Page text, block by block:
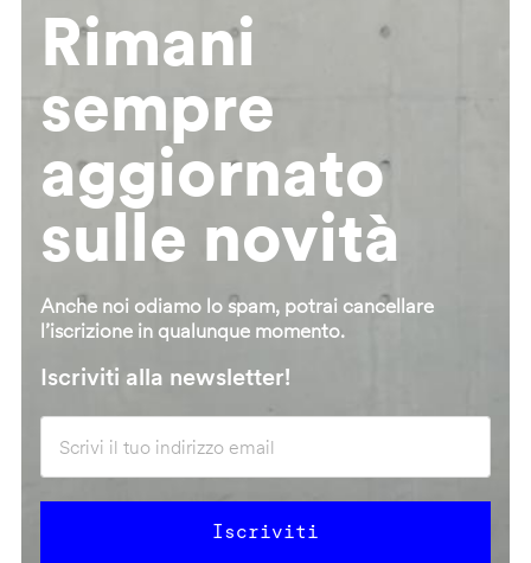
Rimani
sempre
aggiornato
sulle novità
Anche noi odiamo lo spam, potrai cancellare
l’iscrizione in qualunque momento.
Iscriviti alla newsletter!